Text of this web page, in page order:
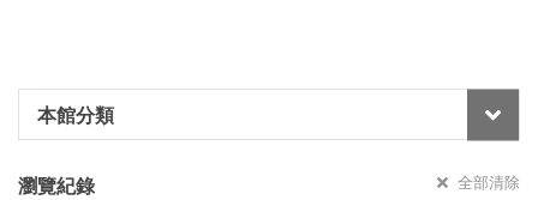
本館分類
瀏覽紀錄 全部清除